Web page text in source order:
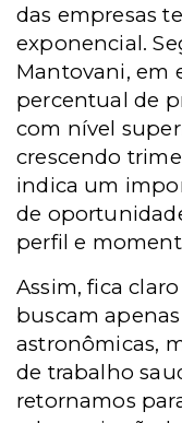
das empresas
exponencial.
Mantovani, em
percentual de
com nível
crescendo
indica um
de
perfil e
Assim, fica
buscam
astronômicas,
de trabalho
retornamos